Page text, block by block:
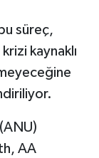
süreç,
kaynaklı
AA